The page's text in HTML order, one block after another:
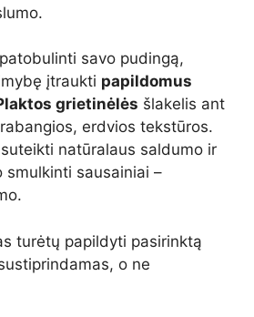
savo pudingą,
įtraukti papildomus
grietinėlės šlakelis ant
erdvios tekstūros.
natūralaus saldumo ir
smulkinti sausainiai –
turėtų papildyti pasirinktą
o ne